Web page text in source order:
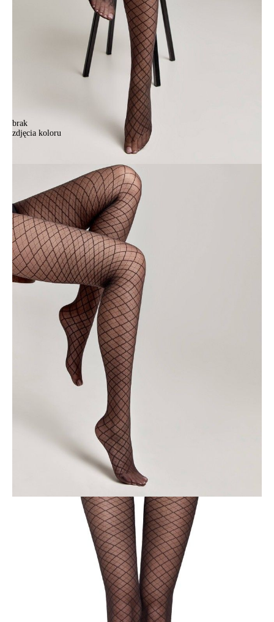
brak
zdjęcia koloru
Rajstopy damskie FANTASY AFINA, r.2, grafit
Rajstopy damskie FANTASY AFINA, r.2, grafit
Kolory:
BRAK
ZDJĘCIA
BRAK
ZDJĘCIA
Rozmiary:
Tabela rozmiarów
2
3
4
+
DODAJ DO KOSZYKA
Jak złożyć zamówienie
POWIADOM MNIE O DOSTĘPNOŚCI
ПОЛУЧИТЬ ПО EMAIL
darmowa od 99 zł
czas dostawy: 1-2 dni robocze
Paczkomaty InPost 24/7,darmowa od 50 zł
czas dostawy: 1-2 dni robocze
w sklepie Conte (Łodz)
pn.- czw. 8:00 - 16:00, pt. 8:00 - 14:00
Opis produktu
Rajstopy damskie FANTASY AFINA.
1001146710020009
poliamid 82%; elastan 18%